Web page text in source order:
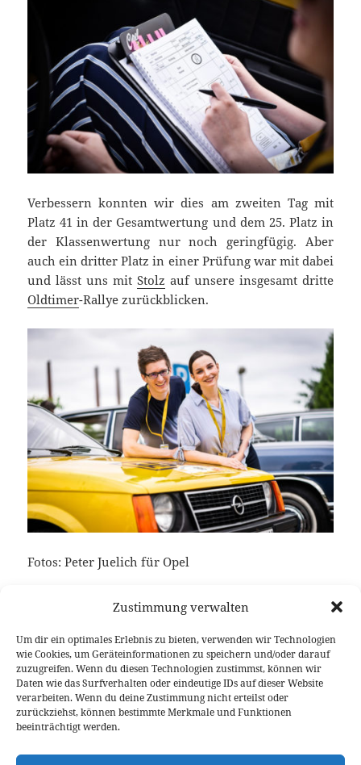
Zustimmung verwalten
Um dir ein optimales Erlebnis zu bieten, verwenden wir Technologien
wie Cookies, um Geräteinformationen zu speichern und/oder darauf
zuzugreifen. Wenn du diesen Technologien zustimmst, können wir
Daten wie das Surfverhalten oder eindeutige IDs auf dieser Website
verarbeiten. Wenn du deine Zustimmung nicht erteilst oder
zurückziehst, können bestimmte Merkmale und Funktionen
beeinträchtigt werden.
Verbessern konnten wir dies am zweiten Tag mit
Platz 41 in der Gesamtwertung und dem 25. Platz in
der Klassenwertung nur noch geringfügig. Aber
auch ein dritter Platz in einer Prüfung war mit dabei
und lässt uns mit Stolz auf unsere insgesamt dritte
Oldtimer-Rallye zurückblicken.
Fotos: Peter Juelich für Opel
Keine verwandten Posts gefunden.
Veröffentlicht
am
7. Juni 2018 Autor
Fabian Meßner Kategorien
Feature Schlagwörter
Opel,Rallye
Beitragsnavigation
VORHERIGER
Vorheriger
Beitrag:
Erster Blick auf den neuen Peugeot 508
SW